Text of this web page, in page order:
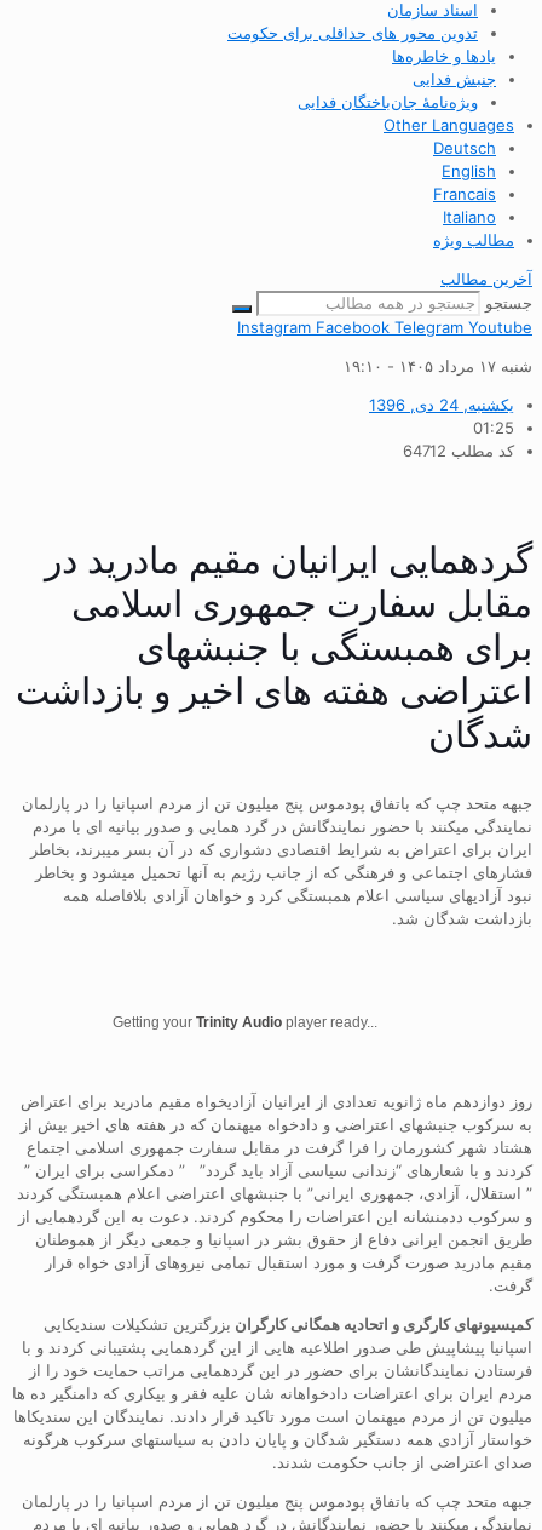
اسناد سازمان
تدوین محور های حداقلی برای حکومت
یادها و خاطره‌ها
جنبش فدایی
ویژه‌نامهٔ جان‌باختگان فدایی
Other Languages
Deutsch
English
Francais
Italiano
مطالب ویژه
آخرین مطالب
جستجو
Instagram Facebook Telegram Youtube
شنبه ۱۷ مرداد ۱۴۰۵ - ۱۹:۱۰
یکشنبه, 24 دی, 1396
01:25
کد مطلب 64712
گردهمایی ایرانیان مقیم مادرید در
مقابل سفارت جمهوری اسلامی
برای همبستگی با جنبشهای
اعتراضی هفته های اخیر و بازداشت
شدگان
جبهه متحد چپ که باتفاق پودموس پنج میلیون تن از مردم اسپانیا را در پارلمان
نمایندگی میکنند با حضور نمایندگانش در گرد همایی و صدور بیانیه ای با مردم
ایران برای اعتراض به شرایط اقتصادی دشواری که در آن بسر میبرند، بخاطر
فشارهای اجتماعی و فرهنگی که از جانب رژیم به آنها تحمیل میشود و بخاطر
نبود آزادیهای سیاسی اعلام همبستگی کرد و خواهان آزادی بلافاصله همه
بازداشت شدگان شد.
Getting your Trinity Audio player ready...
روز دوازدهم ماه ژانویه تعدادی از ایرانیان آزادیخواه مقیم مادرید برای اعتراض
به سرکوب جنبشهای اعتراضی و دادخواه میهنمان که در هفته های اخیر بیش از
هشتاد شهر کشورمان را فرا گرفت در مقابل سفارت جمهوری اسلامی اجتماع
کردند و با شعارهای “زندانی سیاسی آزاد باید گردد” ” دمکراسی برای ایران ”
” استقلال، آزادی، جمهوری ایرانی” با جنبشهای اعتراضی اعلام همبستگی کردند
و سرکوب ددمنشانه این اعتراضات را محکوم کردند. دعوت به این گردهمایی از
طریق انجمن ایرانی دفاع از حقوق بشر در اسپانیا و جمعی دیگر از هموطنان
مقیم مادرید صورت گرفت و مورد استقبال تمامی نیروهای آزادی خواه قرار
گرفت.
کمیسیونهای کارگری و اتحادیه همگانی کارگران بزرگترین تشکیلات سندیکایی
اسپانیا پیشاپیش طی صدور اطلاعیه هایی از این گردهمایی پشتیبانی کردند و با
فرستادن نمایندگانشان برای حضور در این گردهمایی مراتب حمایت خود را از
مردم ایران برای اعتراضات دادخواهانه شان علیه فقر و بیکاری که دامنگیر ده ها
میلیون تن از مردم میهنمان است مورد تاکید قرار دادند. نمایندگان این سندیکاها
خواستار آزادی همه دستگیر شدگان و پایان دادن به سیاستهای سرکوب هرگونه
صدای اعتراضی از جانب حکومت شدند.
جبهه متحد چپ که باتفاق پودموس پنج میلیون تن از مردم اسپانیا را در پارلمان
نمایندگی میکنند با حضور نمایندگانش در گرد همایی و صدور بیانیه ای با مردم